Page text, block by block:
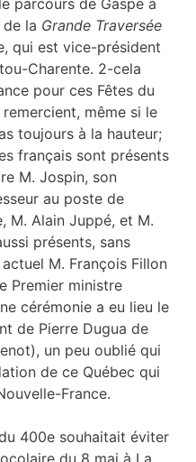
parcours de Gaspé à
de la Grande Traversée
qui est vice-président
Charente. 2-cela
pour ces Fêtes du
même si le
toujours à la hauteur;
français sont présents
M. Jospin, son
au poste de
M. Alain Juppé, et M.
présents, sans
M. François Fillon
Premier ministre
cérémonie a eu lieu le
de Pierre Dugua de
un peu oublié qui
de ce Québec qui
France.
400e souhaitait éviter